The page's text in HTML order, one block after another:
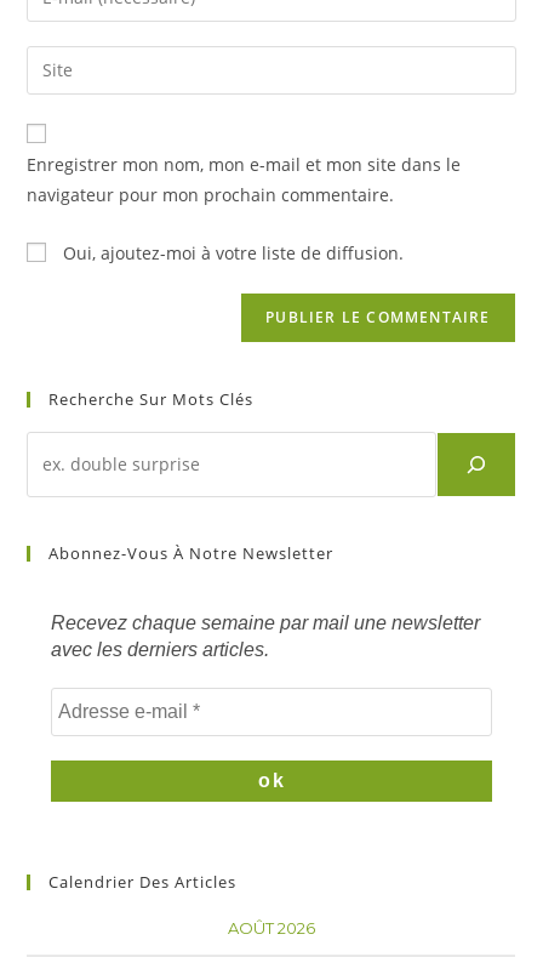
comment
your
email
address
comment
Saisir
l’URL
de
votre
(facultatif)
Enregistrer mon nom, mon e-mail et mon site dans le
navigateur pour mon prochain commentaire.
Oui, ajoutez-moi à votre liste de diffusion.
Recherche Sur Mots Clés
d'un
mots
Abonnez-Vous À Notre Newsletter
Recevez chaque semaine par mail une newsletter
avec les derniers articles.
Calendrier Des Articles
AOÛT 2026